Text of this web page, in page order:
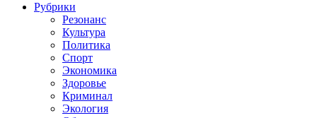
Рубрики
Резонанс
Культура
Политика
Спорт
Экономика
Здоровье
Криминал
Экология